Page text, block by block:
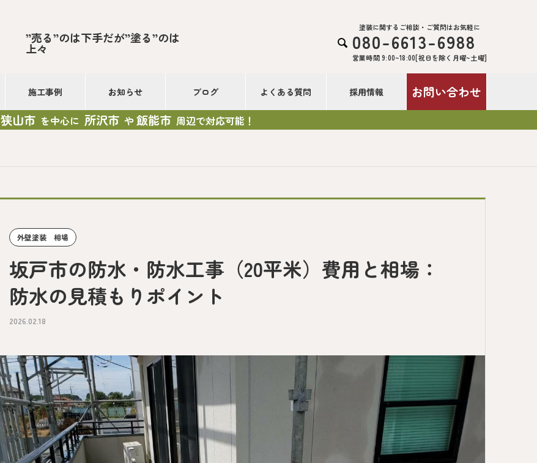
”売る”のは下手だが”塗る”のは
上々 
塗装に関するご相談・ご質問はお気軽に
080-6613-6988
営業時間 9:00~18:00[祝日を除く月曜~土曜]
施工事例 お知らせ ブログ よくある質問 採用情報 お問い合わせ
狭山市 を中心に 所沢市 や飯能市 周辺で対応可能！
外壁塗装 相場
坂戸市の防水・防水工事（20平米）費用と相場：
防水の見積もりポイント
2026.02.18